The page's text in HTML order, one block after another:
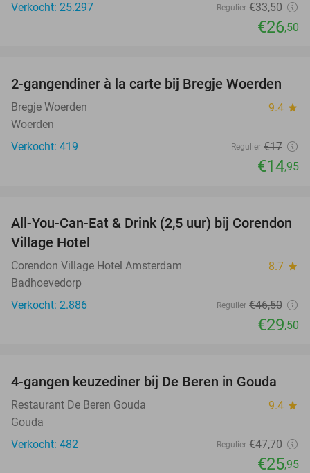
Verkocht: 25.297
Regulier €33,50
€26,50
12%
2-gangendiner à la carte bij Bregje Woerden
Bregje Woerden 9.4 star
Woerden
Verkocht: 419
Regulier €17
€14,95
37%
All-You-Can-Eat & Drink (2,5 uur) bij Corendon
Village Hotel
Corendon Village Hotel Amsterdam 8.7 star
Badhoevedorp
Verkocht: 2.886
Regulier €46,50
€29,50
46%
4-gangen keuzediner bij De Beren in Gouda
Restaurant De Beren Gouda 9.4 star
Gouda
Verkocht: 482
Regulier €47,70
€25,95